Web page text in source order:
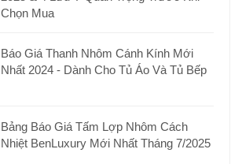
Chọn Mua
Báo Giá Thanh Nhôm Cánh Kính Mới
Nhất 2024 - Dành Cho Tủ Áo Và Tủ Bếp
Bảng Báo Giá Tấm Lợp Nhôm Cách
Nhiệt BenLuxury Mới Nhất Tháng 7/2025